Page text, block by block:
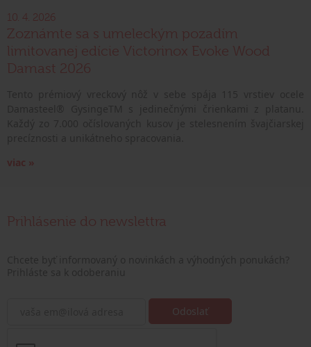
10. 4. 2026
Zoznámte sa s umeleckým pozadím
limitovanej edície Victorinox Evoke Wood
Damast 2026
viac »
Prihlásenie do newslettra